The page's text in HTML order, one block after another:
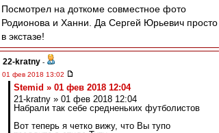
Посмотрел на доткоме совместное фото
Родионова и Ханни. Да Сергей Юрьевич просто
в экстазе!
22-kratny -
01 фев 2018 13:02
Stemid » 01 фев 2018 12:04
21-kratny » 01 фев 2018 12:04
Набрали так себе средненьких футболистов
Вот теперь я четко вижу, что Вы тупо